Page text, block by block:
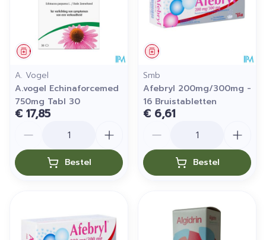
Geneesmiddel
A. Vogel
A.vogel Echinaforcemed
750mg Tabl 30
€ 17,85
Bestel
Geneesmiddel
Smb
Afebryl 200mg/300mg -
16 Bruistabletten
€ 6,61
Bestel